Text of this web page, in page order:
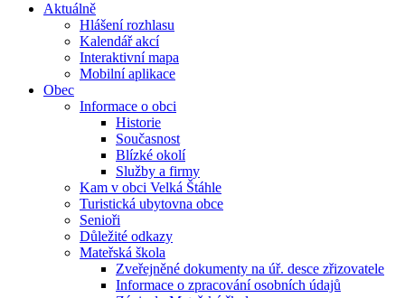
Aktuálně
Hlášení rozhlasu
Kalendář akcí
Interaktivní mapa
Mobilní aplikace
Obec
Informace o obci
Historie
Současnost
Blízké okolí
Služby a firmy
Kam v obci Velká Štáhle
Turistická ubytovna obce
Senioři
Důležité odkazy
Mateřská škola
Zveřejněné dokumenty na úř. desce zřizovatele
Informace o zpracování osobních údajů